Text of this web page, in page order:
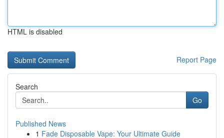
HTML is disabled
Report Page
Search
Go
Published News
1 Fade Disposable Vape: Your Ultimate Guide